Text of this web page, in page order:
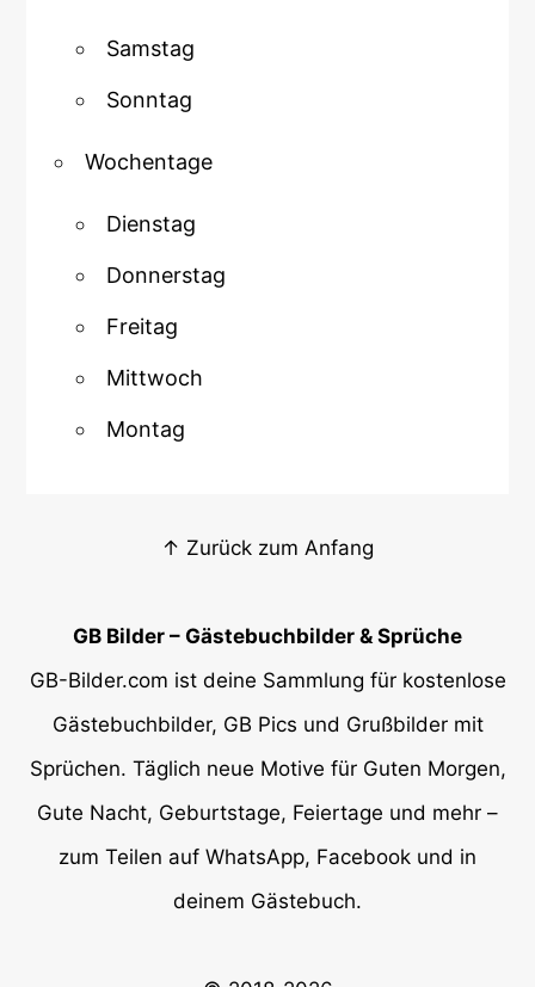
Samstag
Sonntag
Wochentage
Dienstag
Donnerstag
Freitag
Mittwoch
Montag
↑ Zurück zum Anfang
GB Bilder – Gästebuchbilder & Sprüche
GB-Bilder.com ist deine Sammlung für kostenlose
Gästebuchbilder, GB Pics und Grußbilder mit
Sprüchen. Täglich neue Motive für Guten Morgen,
Gute Nacht, Geburtstage, Feiertage und mehr –
zum Teilen auf WhatsApp, Facebook und in
deinem Gästebuch.